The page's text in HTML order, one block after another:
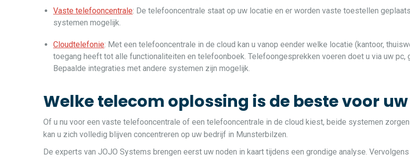
Vaste telefooncentrale: De telefooncentrale staat op uw locatie en er worden vaste toestellen
systemen mogelijk.
Cloudtelefonie: Met een telefooncentrale in de cloud kan u vanop eender welke locatie (kantoor,
toegang heeft tot alle functionaliteiten en telefoonboek. Telefoongesprekken voeren doet u via uw
Bepaalde integraties met andere systemen zijn mogelijk.
Welke telecom oplossing is de beste voor
Of u nu voor een vaste telefooncentrale of een telefooncentrale in de cloud kiest, beide systemen
kan u zich volledig blijven concentreren op uw bedrijf in Munsterbilzen.
De experts van JOJO Systems brengen eerst uw noden in kaart tijdens een grondige analyse.